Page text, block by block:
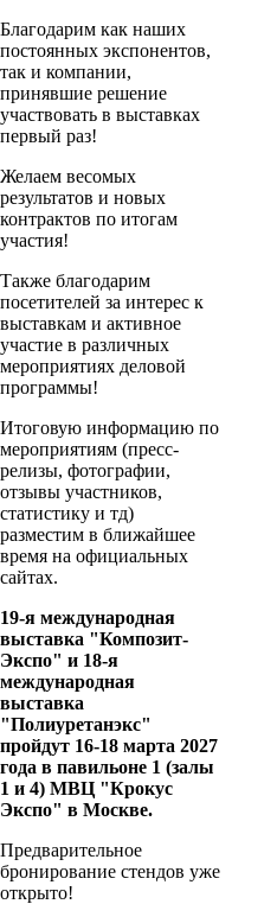
Благодарим как наших
постоянных экспонентов,
так и компании,
принявшие решение
участвовать в выставках
первый раз!
Желаем весомых
результатов и новых
контрактов по итогам
участия!
Также благодарим
посетителей за интерес к
выставкам и активное
участие в различных
мероприятиях деловой
программы!
Итоговую информацию по
мероприятиям (пресс-
релизы, фотографии,
отзывы участников,
статистику и тд)
разместим в ближайшее
время на официальных
сайтах.
19-я международная
выставка "Композит-
Экспо" и 18-я
международная
выставка
"Полиуретанэкс"
пройдут 16-18 марта 2027
года в павильоне 1 (залы
1 и 4) МВЦ "Крокус
Экспо" в Москве.
Предварительное
бронирование стендов уже
открыто!